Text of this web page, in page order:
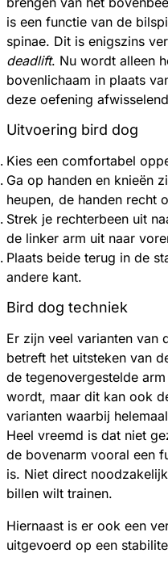
is een functie van de
spinae. Dit is enigszins
deadlift. Nu wordt alleen
bovenlichaam in plaats
deze oefening
Uitvoering bird dog
Kies een comfortabel
Ga op handen en knieën
heupen, de handen recht
Strek je rechterbeen uit
de linker arm uit naar
Plaats beide terug in de
andere kant.
Bird dog techniek
Er zijn veel varianten van
betreft het uitsteken van
de tegenovergestelde
wordt, maar dit kan ook
varianten waarbij
Heel vreemd is dat niet
de bovenarm vooral een
is. Niet direct
billen wilt trainen.
Hiernaast is er ook een
uitgevoerd op een